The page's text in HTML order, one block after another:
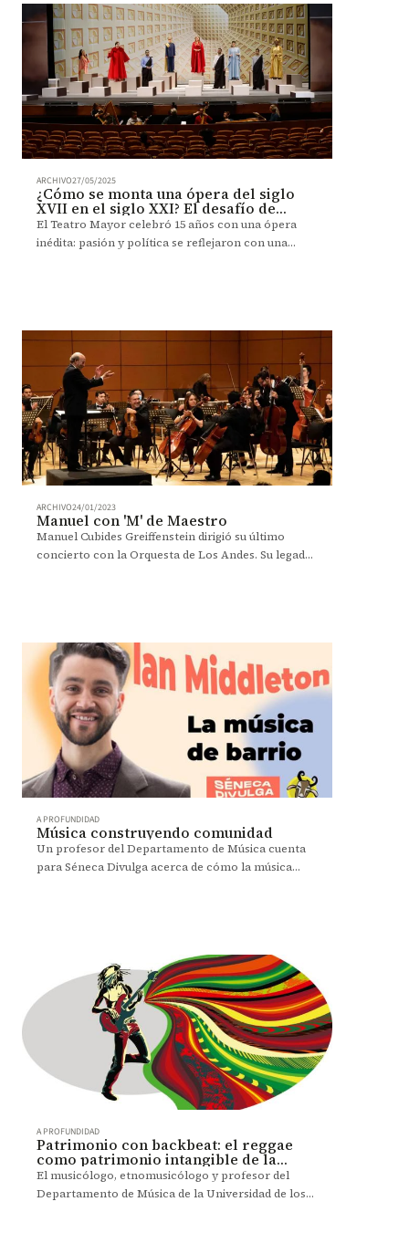
ARCHIVO27/05/2025
¿Cómo se monta una ópera del siglo
XVII en el siglo XXI? El desafío de
revivir a Monteverdi
El Teatro Mayor celebró 15 años con una ópera
inédita: pasión y política se reflejaron con una
ARCHIVO24/01/2023
Manuel con 'M' de Maestro
Manuel Cubides Greiffenstein dirigió su último
concierto con la Orquesta de Los Andes. Su legado
A PROFUNDIDAD
Música construyendo comunidad
Un profesor del Departamento de Música cuenta
para Séneca Divulga acerca de cómo la música
A PROFUNDIDAD
Patrimonio con backbeat: el reggae
como patrimonio intangible de la
humanidad
El musicólogo, etnomusicólogo y profesor del
Departamento de Música de la Universidad de los